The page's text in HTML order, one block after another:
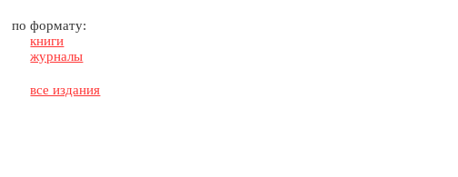
по формату:
книги
журналы
все издания